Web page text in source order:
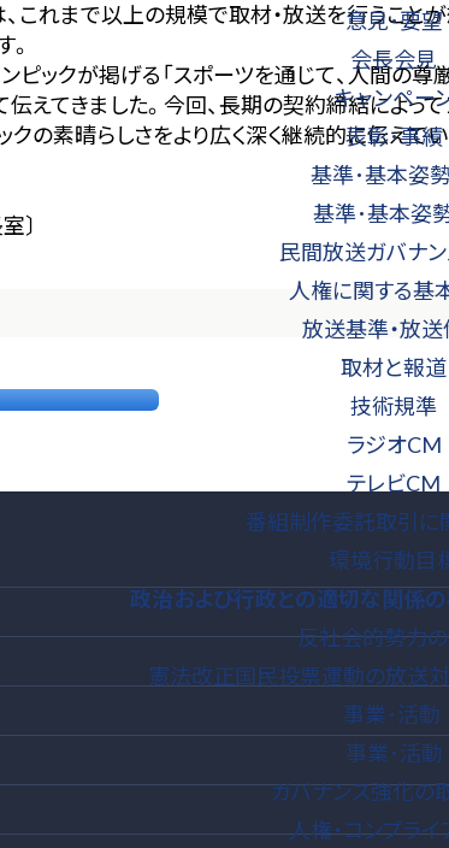
意見･要望
会長会見
キャンペー
表彰･事績
基準･基本姿
基準･基本姿
民間放送ガバナ
人権に関する基
放送基準・放
取材と報道
技術規準
ラジオCM
テレビCM
番組制作委託取引に
環境行動目
政治および行政との適切な関係
反社会的勢力
憲法改正国民投票運動の放送
事業･活動
事業･活動
ガバナンス強化の
人権・コンプライ
これまで以上の規模で取材・放送を行うことが
ピックが掲げる「スポーツを通じて、人間の尊
えてきました。今回、長期の契約締結によって
クの素晴らしさをより広く深く継続的に伝えて
〕